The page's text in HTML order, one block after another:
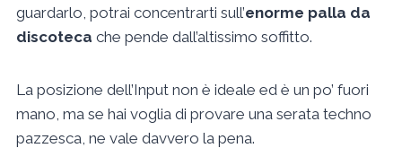
guardarlo, potrai concentrarti sull’enorme palla da
discoteca che pende dall’altissimo soffitto.
La posizione dell’Input non è ideale ed è un po’ fuori
mano, ma se hai voglia di provare una serata techno
pazzesca, ne vale davvero la pena.